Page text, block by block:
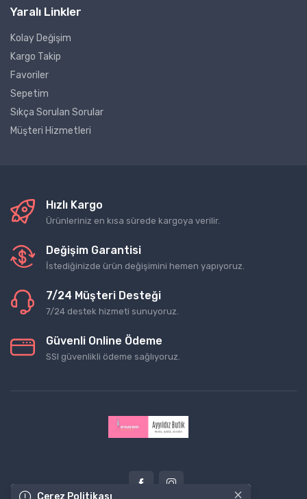
Çerez Politikası ×
Yaralı Linkler
Kolay Değişim
Kargo Takip
Favoriler
Sepetim
Sıkça Sorulan Sorular
Müşteri Hizmetleri
Hızlı Kargo
Ürünleriniz en kısa sürede kargoya verilir.
Değişim Garantisi
İstediğinizde ürün değişimini hemen yapıyoruz.
7/24 Müşteri Desteği
7/24 destek hizmeti sunuyoruz.
Güvenli Online Ödeme
SSl güvenlikli ödeme sağlıyoruz.